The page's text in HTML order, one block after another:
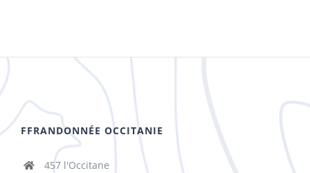
FFRANDONNÉE OCCITANIE
457 l'Occitane